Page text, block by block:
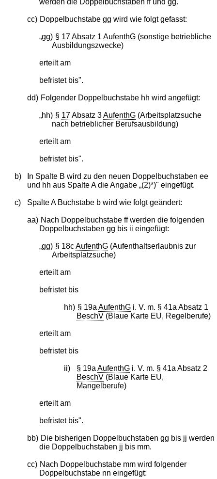
cc) Doppelbuchstabe gg wird wie folgt gefasst:
„gg) § 17Absatz 1AufenthG (sonstige betriebliche
Ausbildungszwecke)
erteilt am
befristet bis".
dd) Folgender Doppelbuchstabe hh wird angefügt:
„hh) § 17Absatz 3AufenthG (Arbeitsplatzsuche
nach betrieblicher Berufsausbildung)
erteilt am
befristet bis".
b)
In Spalte B wird zu den neuen Doppelbuchstaben ee
und hh aus Spalte A die Angabe „(2)*)" eingefügt.
c) Spalte A Buchstabe b wird wie folgt geändert:
aa) Nach Doppelbuchstabe ff werden die folgenden
Doppelbuchstaben gg bis ii eingefügt:
„gg) § 18cAufenthG (Aufenthaltserlaubnis zur
Arbeitsplatzsuche)
erteilt am
befristet bis
hh) § 19aAufenthG i. V. m. § 41a Absatz 1
BeschV (Blaue Karte EU, Regelberufe)
erteilt am
befristet bis
ii) § 19aAufenthG i. V. m. § 41a Absatz 2
BeschV (Blaue Karte EU,
Mangelberufe)
erteilt am
befristet bis".
bb) Die bisherigen Doppelbuchstaben gg bis jj werden
die Doppelbuchstaben jj bis mm.
cc) Nach Doppelbuchstabe mm wird folgender
Doppelbuchstabe nn eingefügt: